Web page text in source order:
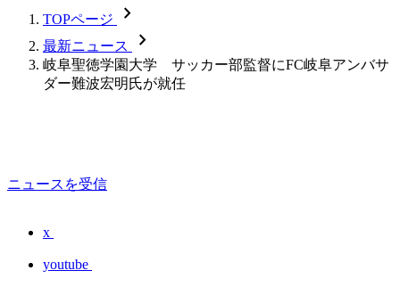
TOPページ chevron_forward
最新ニュース chevron_forward
岐阜聖徳学園大学 サッカー部監督にFC岐阜アンバサ
ダー難波宏明氏が就任
ニュースを受信
x
youtube